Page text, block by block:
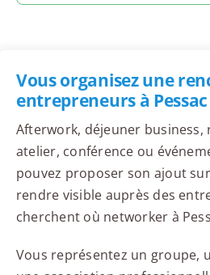
Vous organisez une
entrepreneurs à Pessac
Afterwork, déjeuner business,
atelier, conférence ou
pouvez proposer son ajout
rendre visible auprès des
cherchent où networker à
Vous représentez un groupe,